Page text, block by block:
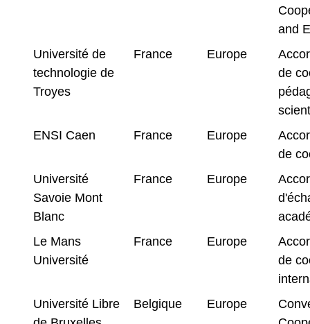
and
Université de
technologie de
Troyes
France Europe
de
ENSI Caen
France Europe
de
Université
Savoie Mont
Blanc
France Europe
Le Mans
Université
France Europe
de
Université Libre
Belgique Europe